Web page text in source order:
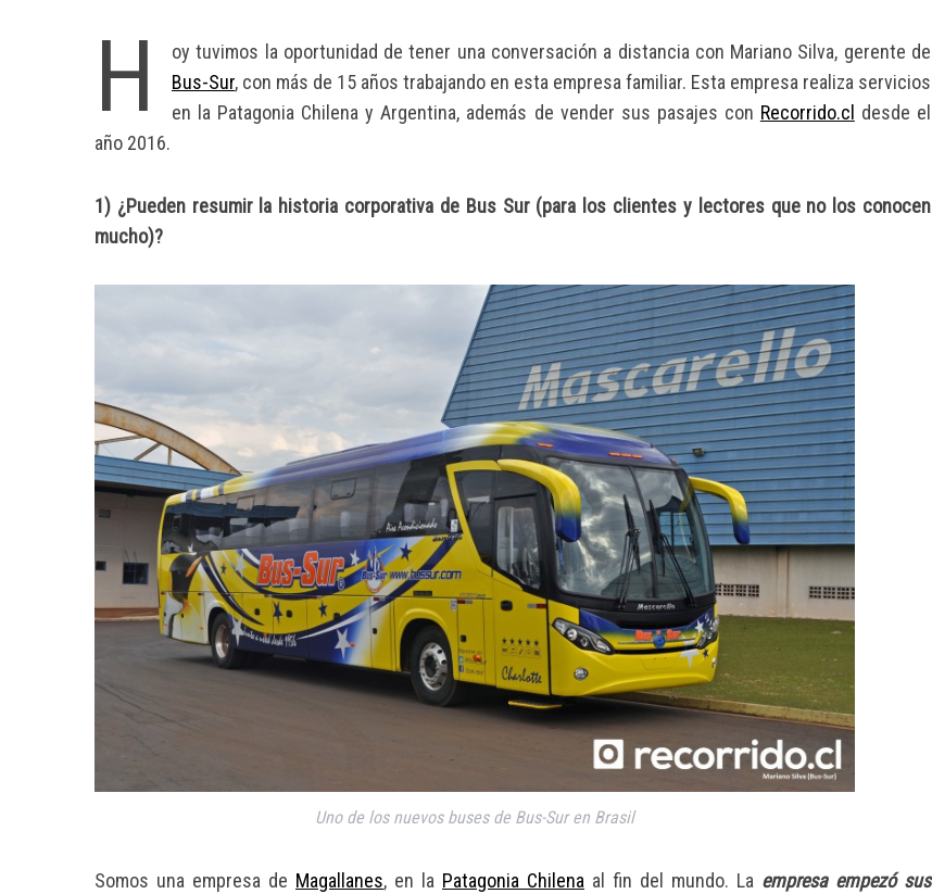
H
oy tuvimos la oportunidad de tener una conversación a distancia con Mariano Silva, gerente de
Bus-Sur, con más de 15 años trabajando en esta empresa familiar. Esta empresa realiza servicios
en la Patagonia Chilena y Argentina, además de vender sus pasajes con Recorrido.cl desde el
año 2016.
1) ¿Pueden resumir la historia corporativa de Bus Sur (para los clientes y lectores que no los conocen
mucho)?
Uno de los nuevos buses de Bus-Sur en Brasil
Somos una empresa de Magallanes, en la Patagonia Chilena al fin del mundo. La empresa empezó sus